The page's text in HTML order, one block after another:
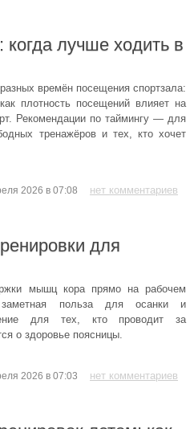
когда лучше ходить в
времён посещения спортзала:
плотность посещений влияет на
Рекомендации по таймингу — для
тренажёров и тех, кто хочет
2026 в 07:08 нет комментариев
для
мышц кора прямо на рабочем
польза для осанки и
для тех, кто проводит за
о здоровье поясницы.
2026 в 07:03 нет комментариев